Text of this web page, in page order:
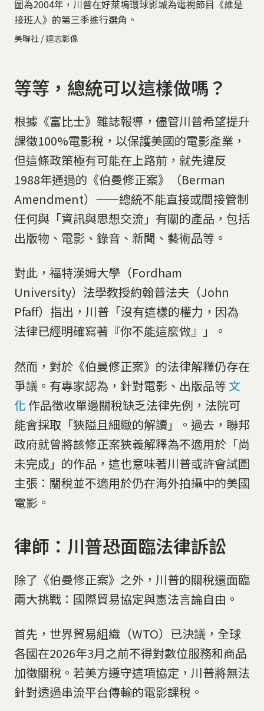
圖為2004年，川普在好萊塢環球影城為電視節目《誰是
接班人》的第三季進行選角。
美聯社 / 達志影像
等等，總統可以這樣做嗎？
根據《富比士》雜誌報導，儘管川普希望提升
課徵100%電影稅，以保護美國的電影產業，
但這條政策極有可能在上路前，就先違反
1988年通過的《伯曼修正案》（Berman
Amendment）——總統不能直接或間接管制
任何與「資訊與思想交流」有關的產品，包括
出版物、電影、錄音、新聞、藝術品等。
對此，福特漢姆大學（Fordham
University）法學教授約翰普法夫（John
Pfaff）指出，川普「沒有這樣的權力，因為
法律已經明確寫著『你不能這麼做』」。
然而，對於《伯曼修正案》的法律解釋仍存在
爭議。有專家認為，針對電影、出版品等文
化 作品徵收單邊關稅缺乏法律先例，法院可
能會採取「狹隘且細緻的解讀」。過去，聯邦
政府就曾將該修正案狹義解釋為不適用於「尚
未完成」的作品，這也意味著川普或許會試圖
主張：關稅並不適用於仍在海外拍攝中的美國
電影。
律師：川普恐面臨法律訴訟
除了《伯曼修正案》之外，川普的關稅還面臨
兩大挑戰：國際貿易協定與憲法言論自由。
首先，世界貿易組織（WTO）已決議，全球
各國在2026年3月之前不得對數位服務和商品
加徵關稅。若美方遵守這項協定，川普將無法
針對透過串流平台傳輸的電影課稅。